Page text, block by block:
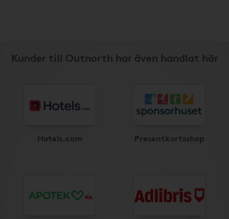
Kunder till Outnorth har även handlat här
Hotels.com Presentkortsshop